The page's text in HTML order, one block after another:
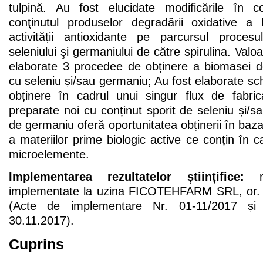
tulpină. Au fost elucidate modificările în
conţinutul produselor degradării oxidative
activității antioxidante pe parcursul
seleniului şi germaniului de către spirulina.
elaborate 3 procedee de obținere a biomasei
cu seleniu și/sau germaniu; Au fost elaborate
obținere în cadrul unui singur flux de
preparate noi cu conținut sporit de seleniu și/
de germaniu oferă oportunitatea obținerii în
a materiilor prime biologic active ce conțin în
microelemente.
Implementarea rezultatelor științifice:
implementate la uzina FICOTEHFARM SRL,
(Acte de implementare Nr. 01-11/2017
30.11.2017).
Cuprins